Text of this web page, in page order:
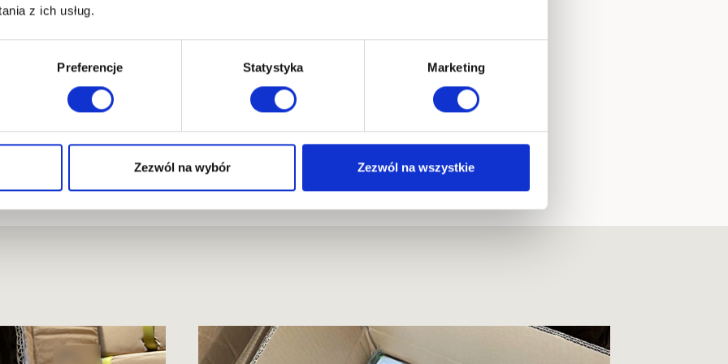
z ich usług.
Preferencje Statystyka Marketing
Zezwól na wybór Zezwól na wszystkie
NASTĘPNY
Czym jest drobnica morska i czy opłaca się ją
importować z Chin?